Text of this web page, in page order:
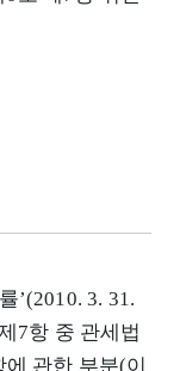
’(2010. 3. 31.
7항 중 관세법
관한 부분(이